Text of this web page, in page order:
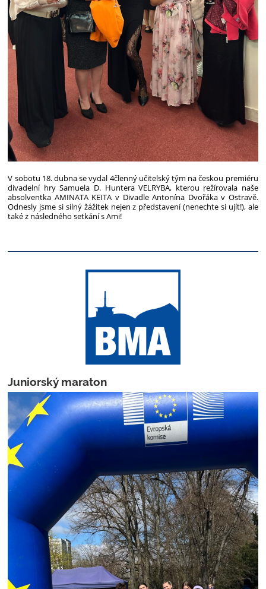
V sobotu 18. dubna se vydal 4členný učitelský tým na českou premiéru
divadelní hry Samuela D. Huntera VELRYBA, kterou režírovala naše
absolventka AMINATA KEITA v Divadle Antonína Dvořáka v Ostravě.
Odnesly jsme si silný žážitek nejen z představení (nenechte si ujít!), ale
také z následného setkání s Ami!
Juniorský maraton